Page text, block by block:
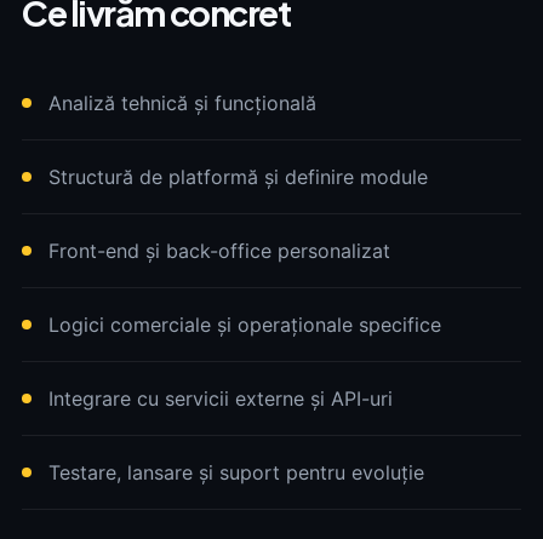
Ce livrăm concret
Analiză tehnică și funcțională
Structură de platformă și definire module
Front-end și back-office personalizat
Logici comerciale și operaționale specifice
Integrare cu servicii externe și API-uri
Testare, lansare și suport pentru evoluție